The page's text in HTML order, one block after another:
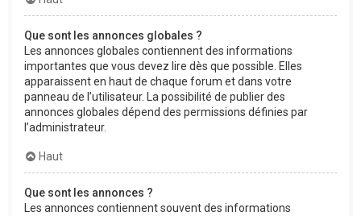
Que sont les annonces globales ?
Les annonces globales contiennent des informations
importantes que vous devez lire dès que possible. Elles
apparaissent en haut de chaque forum et dans votre
panneau de l’utilisateur. La possibilité de publier des
annonces globales dépend des permissions définies par
l’administrateur.
Haut
Que sont les annonces ?
Les annonces contiennent souvent des informations